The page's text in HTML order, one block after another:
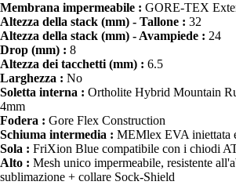
Membrana impermeabile : GORE-TEX
Altezza della stack (mm) - Tallone : 32
Altezza della stack (mm) - Avampiede : 24
Drop (mm) : 8
Altezza dei tacchetti (mm) : 6.5
Larghezza : No
Soletta interna : Ortholite Hybrid Mountain
4mm
Fodera : Gore Flex Construction
Schiuma intermedia : MEMlex EVA iniettata
Sola : FriXion Blue compatibile con i chiodi
Alto : Mesh unico impermeabile, resistente
sublimazione + collare Sock-Shield